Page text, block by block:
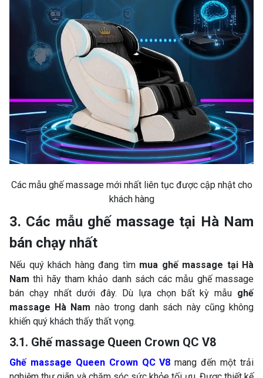
Các mẫu ghế massage mới nhất liên tục được cập nhật cho
khách hàng
3. Các mẫu ghế massage tại Hà Nam
bán chạy nhất
Nếu quý khách hàng đang tìm mua ghế massage tại Hà
Nam thì hãy tham khảo danh sách các mẫu ghế massage
bán chạy nhất dưới đây. Dù lựa chọn bất kỳ mẫu ghế
massage Hà Nam nào trong danh sách này cũng không
khiến quý khách thấy thất vọng.
3.1. Ghế massage Queen Crown QC V8
Ghế massage Queen Crown QC V8 mang đến một trải